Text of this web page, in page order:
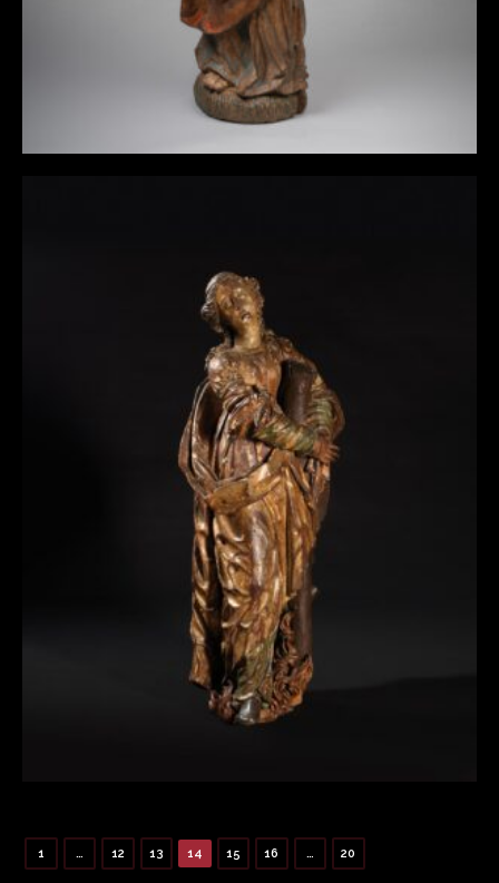
SAINTE AFRE D’AUGSBOURG
1 … 12 13 14 15 16 … 20